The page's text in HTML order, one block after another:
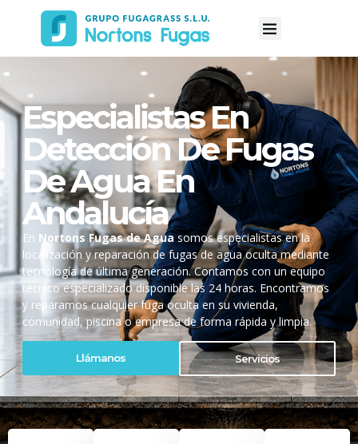
Especialistas En
Detección De Fugas
De Agua En
Andalucía
En Nortons Fugas de Aguasomos especialistas en la
localización y reparación de fugas de agua oculta mediante
tecnología de última generación. Contamos con un equipo
técnico especializado disponible las 24 horas. Encontramos
y reparamos cualquier fuga oculta en su vivienda,
comunidad, piscina o empresa de forma rápida y limpia.
Llámanos Servicios